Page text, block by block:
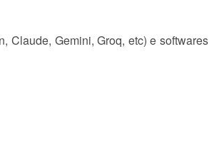
Claude, Gemini, Groq, etc) e softwares